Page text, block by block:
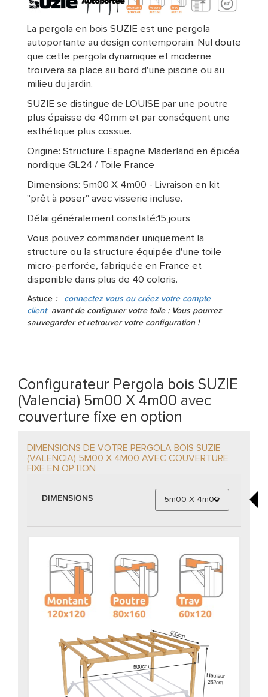
La pergola en bois SUZIE est une pergola
autoportante au design contemporain. Nul doute
que cette pergola dynamique et moderne
trouvera sa place au bord d'une piscine ou au
milieu du jardin.
SUZIE se distingue de LOUISE par une poutre
plus épaisse de 40mm et par conséquent une
esthétique plus cossue.
Origine: Structure Espagne Maderland en épicéa
nordique GL24 / Toile France
Dimensions: 5m00 X 4m00 - Livraison en kit
"prêt à poser" avec visserie incluse.
Délai généralement constaté:15 jours
Vous pouvez commander uniquement la
structure ou la structure équipée d'une toile
micro-perforée, fabriquée en France et
disponible dans plus de 40 coloris.
Astuce :
connectez vous ou créez votre compte
client avant de configurer votre toile : Vous pourrez
sauvegarder et retrouver votre configuration !
Configurateur Pergola bois SUZIE
(Valencia) 5m00 X 4m00 avec
couverture fixe en option
DIMENSIONS DE VOTRE PERGOLA BOIS SUZIE
(VALENCIA) 5M00 X 4M00 AVEC COUVERTURE
FIXE EN OPTION
DIMENSIONS